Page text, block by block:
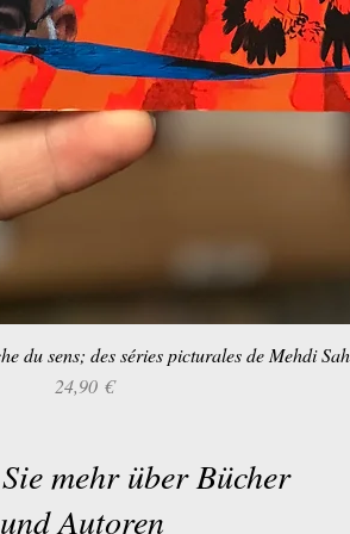
Schnellansicht
du sens; des séries picturales de Mehdi
Preis
24,90 €
mehr über Bücher
und Autoren